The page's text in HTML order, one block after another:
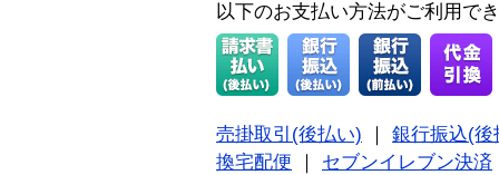
以下のお支払い方法がご利用で
売掛取引(後払い)
銀行振込(後
換宅配便
セブンイレブン決済